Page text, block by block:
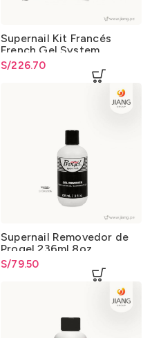
Supernail Kit Francés
French Gel System
S/226.70
Supernail Removedor de
Progel 236ml 8oz.
S/79.50